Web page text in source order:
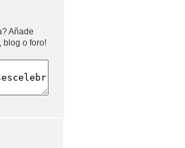
Añade
blog o foro!